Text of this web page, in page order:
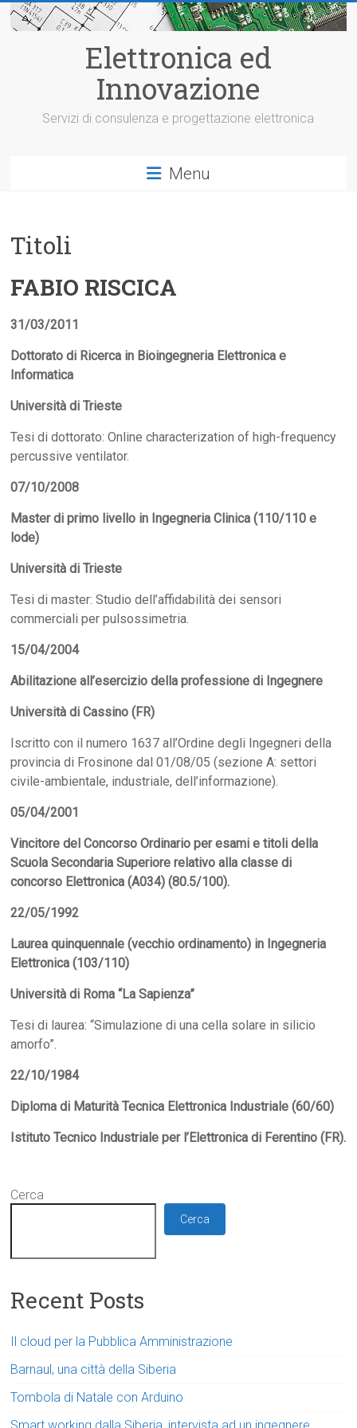
Vai
Elettronica ed
Innovazione
Servizi di consulenza e progettazione elettronica
Menu
Titoli
FABIO RISCICA
31/03/2011
Dottorato di Ricerca in Bioingegneria Elettronica e
Informatica
Università di Trieste
Tesi di dottorato: Online characterization of high-frequency
percussive ventilator.
07/10/2008
Master di primo livello in Ingegneria Clinica (110/110 e
lode)
Università di Trieste
Tesi di master: Studio dell’affidabilità dei sensori
commerciali per pulsossimetria.
15/04/2004
Abilitazione all’esercizio della professione di Ingegnere
Università di Cassino (FR)
Iscritto con il numero 1637 all’Ordine degli Ingegneri della
provincia di Frosinone dal 01/08/05 (sezione A: settori
civile-ambientale, industriale, dell’informazione).
05/04/2001
Vincitore del Concorso Ordinario per esami e titoli della
Scuola Secondaria Superiore relativo alla classe di
concorso Elettronica (A034) (80.5/100).
22/05/1992
Laurea quinquennale (vecchio ordinamento) in Ingegneria
Elettronica (103/110)
Università di Roma “La Sapienza”
Tesi di laurea: “Simulazione di una cella solare in silicio
amorfo”.
22/10/1984
Diploma di Maturità Tecnica Elettronica Industriale (60/60)
Istituto Tecnico Industriale per l’Elettronica di Ferentino (FR).
Cerca
Cerca
Recent Posts
Il cloud per la Pubblica Amministrazione
Barnaul, una città della Siberia
Tombola di Natale con Arduino